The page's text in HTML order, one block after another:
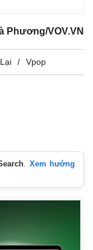
Phương/VOV.VN
Vpop
Xem hướng